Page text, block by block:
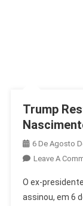
Trump
6 De Agosto
Leave A
O ex-
assinou, em 6